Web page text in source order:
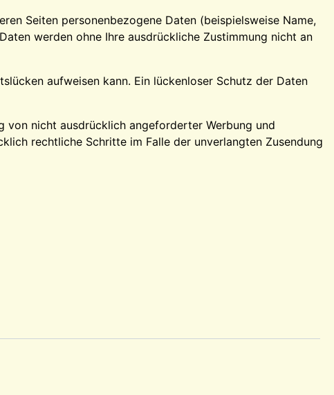
Seiten personenbezogene Daten (beispielsweise Name,
werden ohne Ihre ausdrückliche Zustimmung nicht an
aufweisen kann. Ein lückenloser Schutz der Daten
nicht ausdrücklich angeforderter Werbung und
rechtliche Schritte im Falle der unverlangten Zusendung